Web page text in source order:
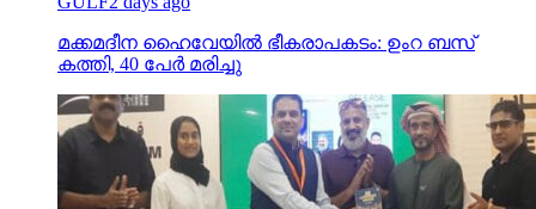
മക്കമദീന ഹൈവേയില്‍ ഭീകരാപകടം: ഉംറ ബസ്
കത്തി, 40 പേര്‍ മരിച്ചു